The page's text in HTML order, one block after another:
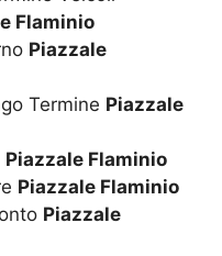
Flaminio
Piazzale
Termine Piazzale
Piazzale Flaminio
Piazzale Flaminio
Piazzale